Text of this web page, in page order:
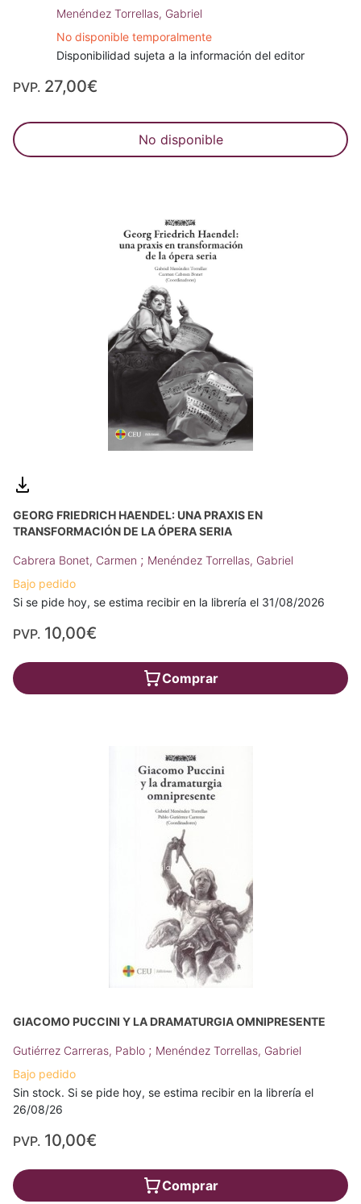
Menéndez Torrellas, Gabriel
No disponible temporalmente
Disponibilidad sujeta a la información del editor
PVP. 27,00€
No disponible
GEORG FRIEDRICH HAENDEL: UNA PRAXIS EN
TRANSFORMACIÓN DE LA ÓPERA SERIA
Cabrera Bonet, Carmen ; Menéndez Torrellas, Gabriel
Bajo pedido
Si se pide hoy, se estima recibir en la librería el 31/08/2026
PVP. 10,00€
Comprar
GIACOMO PUCCINI Y LA DRAMATURGIA OMNIPRESENTE
Gutiérrez Carreras, Pablo ; Menéndez Torrellas, Gabriel
Bajo pedido
Sin stock. Si se pide hoy, se estima recibir en la librería el
26/08/26
PVP. 10,00€
Comprar